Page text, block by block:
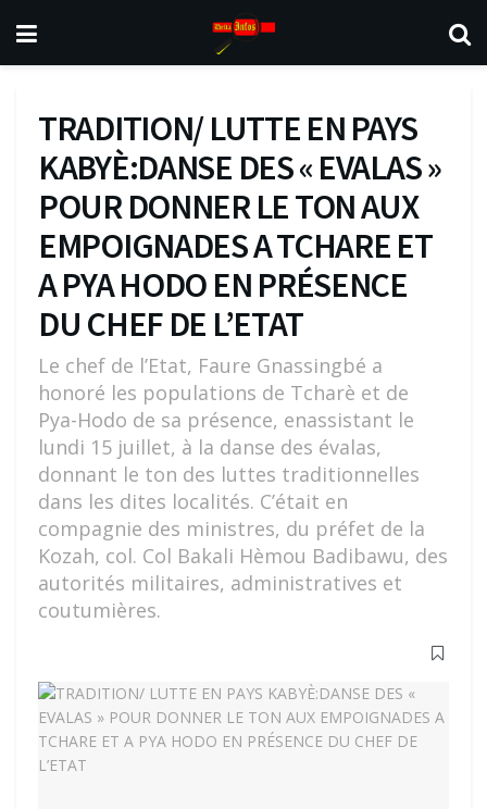
TRADITION/ LUTTE EN PAYS
KABYÈ:DANSE DES « EVALAS »
POUR DONNER LE TON AUX
EMPOIGNADES A TCHARE ET
A PYA HODO EN PRÉSENCE
DU CHEF DE L’ETAT
Le chef de l’Etat, Faure Gnassingbé a
honoré les populations de Tcharè et de
Pya-Hodo de sa présence, enassistant le
lundi 15 juillet, à la danse des évalas,
donnant le ton des luttes traditionnelles
dans les dites localités. C’était en
compagnie des ministres, du préfet de la
Kozah, col. Col Bakali Hèmou Badibawu, des
autorités militaires, administratives et
coutumières.